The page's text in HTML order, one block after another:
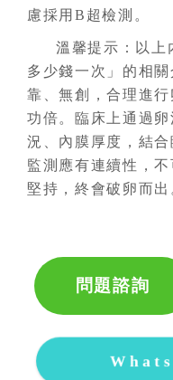
慮採用B超檢測。
溫馨提示：以上
多少錢一次」的相
靠、無創，合理進
功倍。臨床上通過
況、內膜厚度，結
監測應有連續性，
堅持，終會破卵而出
問題諮詢